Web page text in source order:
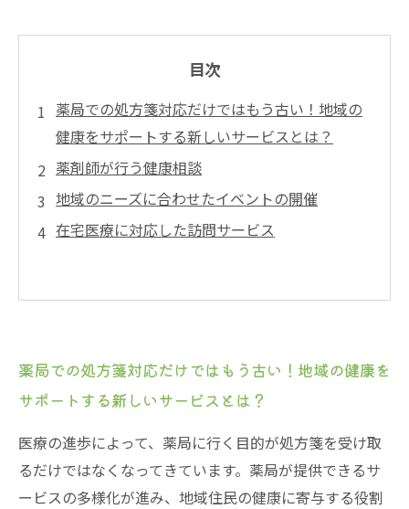
目次
薬局での処方箋対応だけではもう古い！地域の
健康をサポートする新しいサービスとは？
薬剤師が行う健康相談
地域のニーズに合わせたイベントの開催
在宅医療に対応した訪問サービス
薬局での処方箋対応だけではもう古い！地域の健康を
サポートする新しいサービスとは？
医療の進歩によって、薬局に行く目的が処方箋を受け取
るだけではなくなってきています。薬局が提供できるサ
ービスの多様化が進み、地域住民の健康に寄与する役割